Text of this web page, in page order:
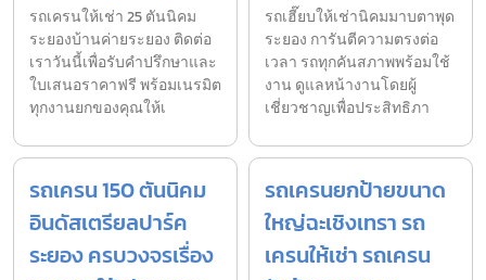
รถเครนให้เช่า 25 ตันนิคม
ระยองบ้านค่ายระยอง ติดต่อ
เราวันนี้เพื่อรับคำปรึกษาและ
ใบเสนอราคาฟรี พร้อมเนรมิต
ทุกงานยกของคุณให้เ
รถเฮี๊ยบให้เช่านิคมมาบตาพุด
ระยอง การันตีความตรงต่อ
เวลา รถทุกคันสภาพพร้อมใช้
งาน ดูแลหน้างานโดยผู้
เชี่ยวชาญเพื่อประสิทธิภา
รถเครน 150 ตันนิคม
อินดัสเตรียลปาร์ค
ระยอง ครบวงจรเรื่อง
รถเครนยกป้ายขนาด
ใหญ่ฉะเชิงเทรา รถ
เครนให้เช่า รถเครน